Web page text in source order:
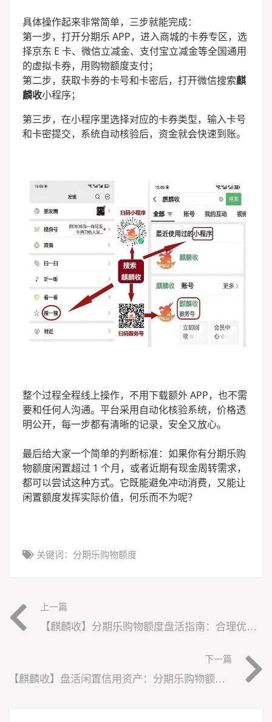
具体操作起来非常简单，三步就能完成：
第一步，打开分期乐 APP，进入商城的卡券专区，选
择京东 E 卡、微信立减金、支付宝立减金等全国通用
的虚拟卡券，用购物额度支付；
第二步，获取卡券的卡号和卡密后，打开微信搜索麒
麟收小程序；
第三步，在小程序里选择对应的卡券类型，输入卡号
和卡密提交，系统自动核验后，资金就会快速到账。
整个过程全程线上操作，不用下载额外 APP，也不需
要和任何人沟通。平台采用自动化核验系统，价格透
明公开，每一步都有清晰的记录，安全又放心。
最后给大家一个简单的判断标准：如果你有分期乐购
物额度闲置超过 1 个月，或者近期有现金周转需求，
都可以尝试这种方式。它既能避免冲动消费，又能让
闲置额度发挥实际价值，何乐而不为呢？
关键词： 分期乐购物额度
上一篇
【麒麟收】分期乐购物额度盘活指南：合理优化你的个人现金流
下一篇
【麒麟收】盘活闲置信用资产：分期乐购物额度的高效利用方法